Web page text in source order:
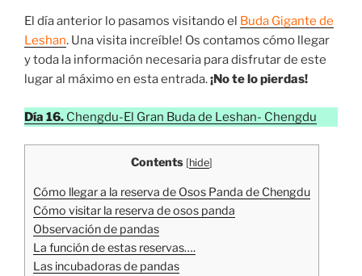
El día anterior lo pasamos visitando el Buda Gigante de
Leshan. Una visita increíble! Os contamos cómo llegar
y toda la información necesaria para disfrutar de este
lugar al máximo en esta entrada.¡No te lo pierdas!
Día 16. Chengdu-El Gran Buda de Leshan- Chengdu
Contents [hide]
Cómo llegar a la reserva de Osos Panda de Chengdu
Cómo visitar la reserva de osos panda
Observación de pandas
La función de estas reservas….
Las incubadoras de pandas